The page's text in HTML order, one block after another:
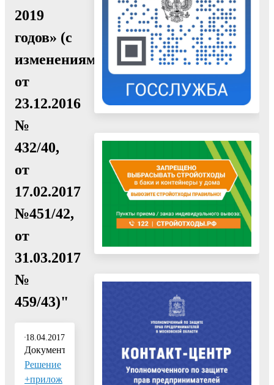
2019
годов» (с
изменениями
от
23.12.2016
№
432/40,
от
17.02.2017
№451/42,
от
31.03.2017
№
459/43)"
18.04.2017
Документ:
Решение
+прилож